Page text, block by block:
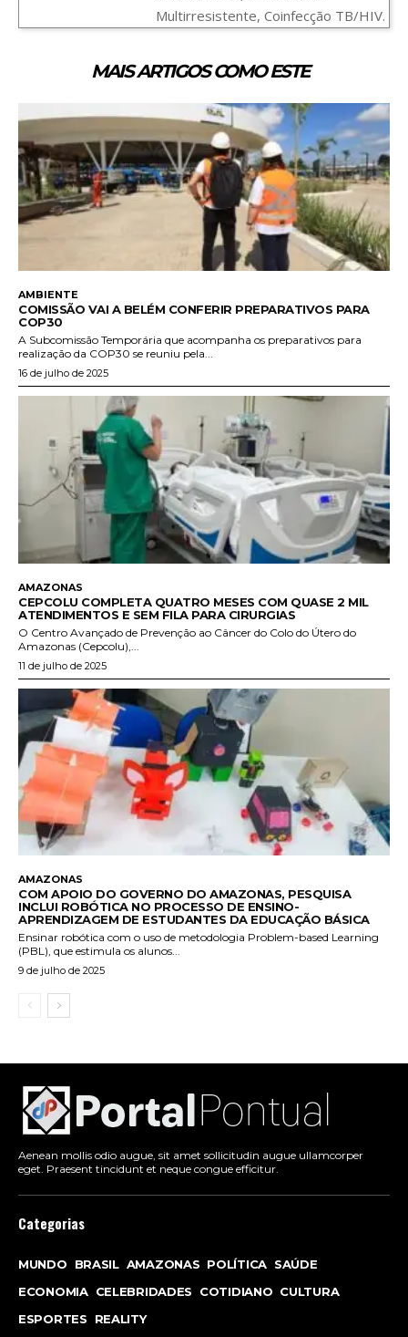
Multirresistente, Coinfecção TB/HIV.
MAIS ARTIGOS COMO ESTE
AMBIENTE
COMISSÃO VAI A BELÉM CONFERIR PREPARATIVOS PARA
COP30
A Subcomissão Temporária que acompanha os preparativos para
realização da COP30 se reuniu pela...
16 de julho de 2025
AMAZONAS
CEPCOLU COMPLETA QUATRO MESES COM QUASE 2 MIL
ATENDIMENTOS E SEM FILA PARA CIRURGIAS
O Centro Avançado de Prevenção ao Câncer do Colo do Útero do
Amazonas (Cepcolu),...
11 de julho de 2025
AMAZONAS
COM APOIO DO GOVERNO DO AMAZONAS, PESQUISA
INCLUI ROBÓTICA NO PROCESSO DE ENSINO-
APRENDIZAGEM DE ESTUDANTES DA EDUCAÇÃO BÁSICA
Ensinar robótica com o uso de metodologia Problem-based Learning
(PBL), que estimula os alunos...
9 de julho de 2025
Aenean mollis odio augue, sit amet sollicitudin augue ullamcorper
eget. Praesent tincidunt et neque congue efficitur.
Categorias
MUNDO BRASIL AMAZONAS POLÍTICA SAÚDE
ECONOMIA CELEBRIDADES COTIDIANO CULTURA
ESPORTES
REALITY